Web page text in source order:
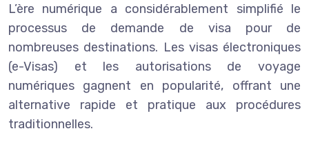
L’ère numérique a considérablement simplifié le
processus de demande de visa pour de
nombreuses destinations. Les visas électroniques
(e-Visas) et les autorisations de voyage
numériques gagnent en popularité, offrant une
alternative rapide et pratique aux procédures
traditionnelles.